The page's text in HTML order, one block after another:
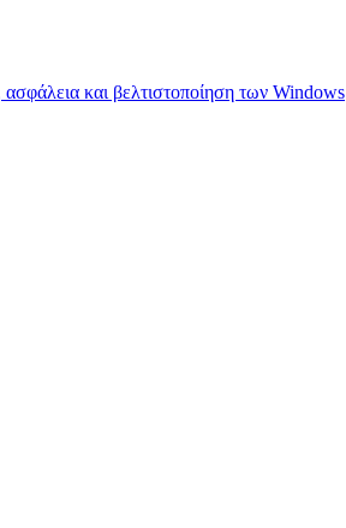
και βελτιστοποίηση των Windows